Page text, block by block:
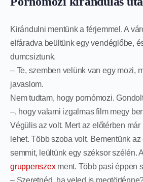
Kirándulni mentünk a férjemmel. A
elfáradva beültünk egy vendéglőbe,
dumcsiztunk.
– Te, szemben velünk van egy mozi,
javaslom.
Nem tudtam, hogy pornómozi.
–, hogy valami izgalmas film megy
Végülis az volt. Mert az előtérben már
lehet. Több szoba volt. Bementünk
semmit, leültünk egy széksor szélén.
gruppenszexment. Több pasi éppen
– Szeretnéd, ha veled is